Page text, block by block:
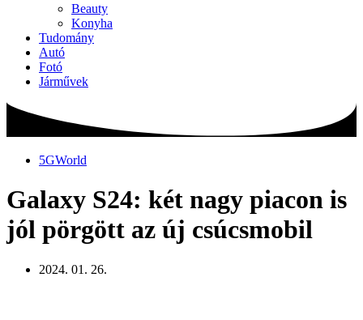
Beauty
Konyha
Tudomány
Autó
Fotó
Járművek
5GWorld
Galaxy S24: két nagy piacon is
jól pörgött az új csúcsmobil
2024. 01. 26.